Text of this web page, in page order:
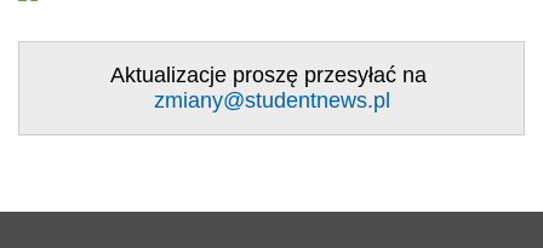
Aktualizacje proszę przesyłać na
zmiany@studentnews.pl